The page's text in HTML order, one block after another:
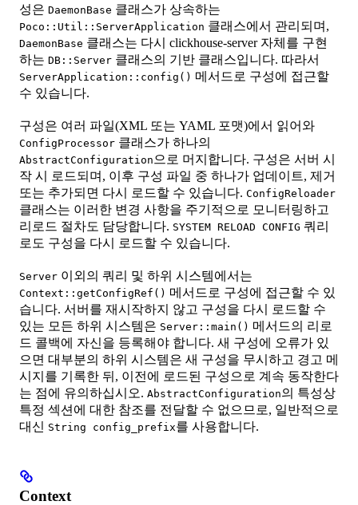
성은 DaemonBase 클래스가 상속하는
Poco::Util::ServerApplication 클래스에서 관리되며,
DaemonBase 클래스는 다시 clickhouse-server 자체를 구현
하는 DB::Server 클래스의 기반 클래스입니다. 따라서
ServerApplication::config() 메서드로 구성에 접근할
수 있습니다.
구성은 여러 파일(XML 또는 YAML 포맷)에서 읽어와
ConfigProcessor 클래스가 하나의
AbstractConfiguration 으로 머지합니다. 구성은 서버 시
작 시 로드되며, 이후 구성 파일 중 하나가 업데이트, 제거
또는 추가되면 다시 로드할 수 있습니다. ConfigReloader
클래스는 이러한 변경 사항을 주기적으로 모니터링하고
리로드 절차도 담당합니다. SYSTEM RELOAD CONFIG 쿼리
로도 구성을 다시 로드할 수 있습니다.
Server 이외의 쿼리 및 하위 시스템에서는
Context::getConfigRef() 메서드로 구성에 접근할 수 있
습니다. 서버를 재시작하지 않고 구성을 다시 로드할 수
있는 모든 하위 시스템은 Server::main() 메서드의 리로
드 콜백에 자신을 등록해야 합니다. 새 구성에 오류가 있
으면 대부분의 하위 시스템은 새 구성을 무시하고 경고 메
시지를 기록한 뒤, 이전에 로드된 구성으로 계속 동작한다
는 점에 유의하십시오. AbstractConfiguration의 특성상
특정 섹션에 대한 참조를 전달할 수 없으므로, 일반적으로
대신 String config_prefix를 사용합니다.
Context